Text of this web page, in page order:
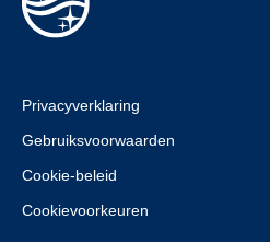
Privacyverklaring
Gebruiksvoorwaarden
Cookie-beleid
Cookievoorkeuren